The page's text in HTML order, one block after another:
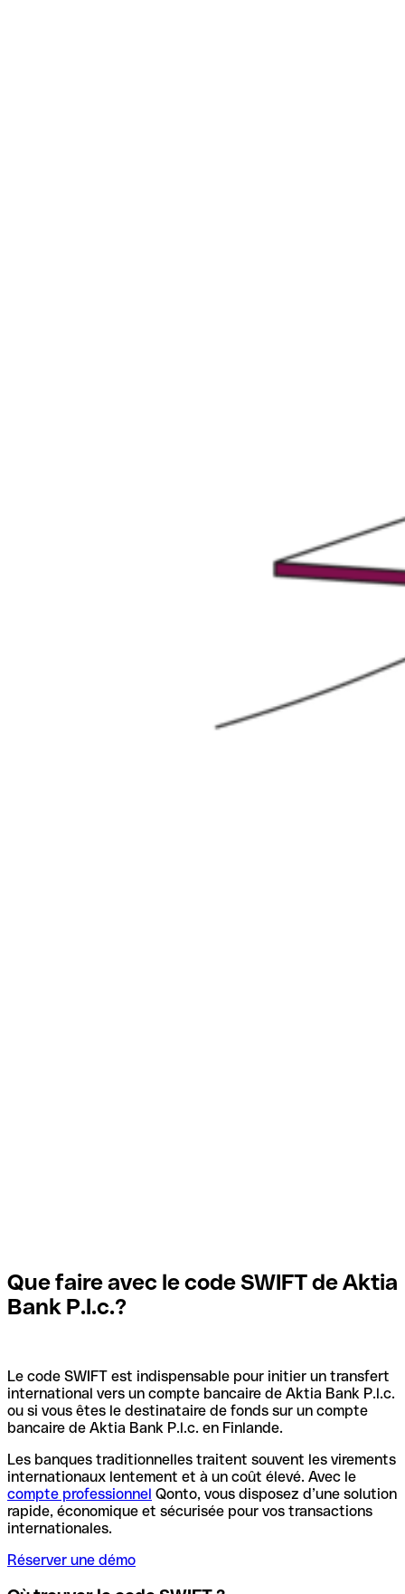
Que faire avec le code SWIFT de Aktia
Bank P.l.c.?
Le code SWIFT est indispensable pour initier un transfert
international vers un compte bancaire de Aktia Bank P.l.c.
ou si vous êtes le destinataire de fonds sur un compte
bancaire de Aktia Bank P.l.c. en Finlande.
Les banques traditionnelles traitent souvent les virements
internationaux lentement et à un coût élevé. Avec le
compte professionnel Qonto, vous disposez d’une solution
rapide, économique et sécurisée pour vos transactions
internationales.
Réserver une démo